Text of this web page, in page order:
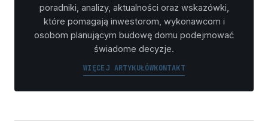
poradniki, analizy, aktualności oraz wskazówki,
które pomagają inwestorom, wykonawcom i
osobom planującym budowę domu podejmować
świadome decyzje.
WIĘCEJ ARTYKUŁÓWKONTAKT